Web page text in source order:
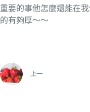
重要的事他怎麼還能在
的有夠厚～～
上一